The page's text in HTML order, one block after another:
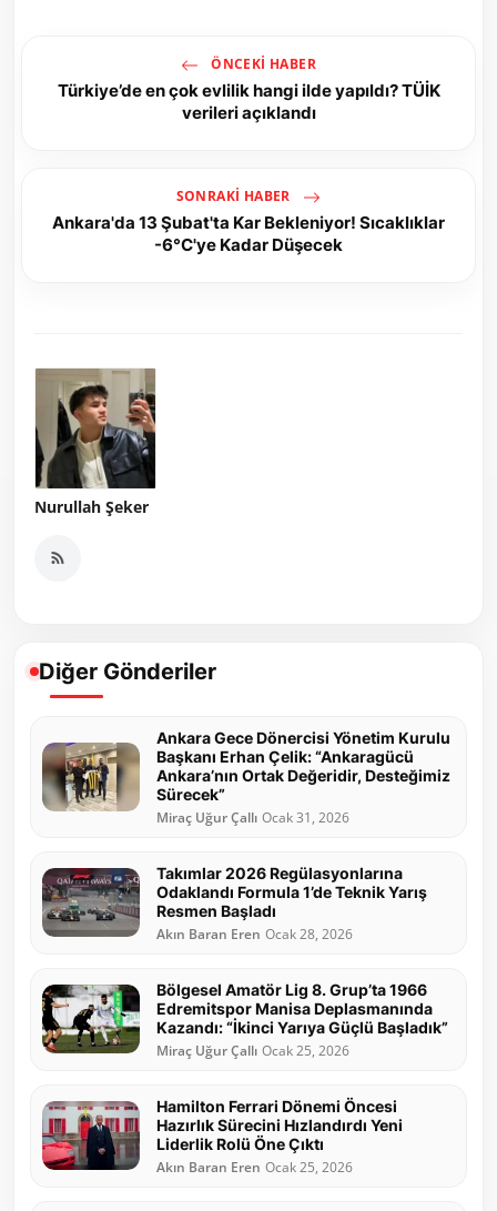
ÖNCEKI HABER
Türkiye’de en çok evlilik hangi ilde yapıldı? TÜİK
verileri açıklandı
SONRAKI HABER
Ankara'da 13 Şubat'ta Kar Bekleniyor! Sıcaklıklar
-6°C'ye Kadar Düşecek
Nurullah Şeker
Diğer Gönderiler
Ankara Gece Dönercisi Yönetim Kurulu
Başkanı Erhan Çelik: “Ankaragücü
Ankara’nın Ortak Değeridir, Desteğimiz
Sürecek”
Miraç Uğur Çallı Ocak 31, 2026
Takımlar 2026 Regülasyonlarına
Odaklandı Formula 1’de Teknik Yarış
Resmen Başladı
Akın Baran Eren Ocak 28, 2026
Bölgesel Amatör Lig 8. Grup’ta 1966
Edremitspor Manisa Deplasmanında
Kazandı: “İkinci Yarıya Güçlü Başladık”
Miraç Uğur Çallı Ocak 25, 2026
Hamilton Ferrari Dönemi Öncesi
Hazırlık Sürecini Hızlandırdı Yeni
Liderlik Rolü Öne Çıktı
Akın Baran Eren Ocak 25, 2026